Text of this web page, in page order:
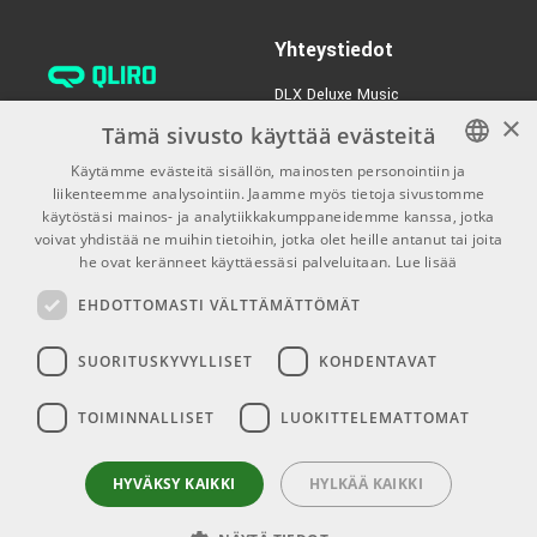
Yhteystiedot
DLX Deluxe Music
verkkokaupan asiakaspalvelu:
tilaus@dlxmusic.fi
Puh: 0207 282240 (arkisin klo
13-17)
Puh: 0207 282250 (myymälä)
00580 Helsinki
Y-tunnus: 1983522-7
La 10-15
FINNISH
FINNISH
×
Tämä sivusto käyttää evästeitä
Käytämme evästeitä sisällön, mainosten personointiin ja
liikenteemme analysointiin. Jaamme myös tietoja sivustomme
käytöstäsi mainos- ja analytiikkakumppaneidemme kanssa, jotka
voivat yhdistää ne muihin tietoihin, jotka olet heille antanut tai joita
he ovat keränneet käyttäessäsi palveluitaan. Lue lisää
EHDOTTOMASTI VÄLTTÄMÄTTÖMÄT
SUORITUSKYVYLLISET KOHDENTAVAT
TOIMINNALLISET LUOKITTELEMATTOMAT
HYVÄKSY KAIKKI HYLKÄÄ KAIKKI